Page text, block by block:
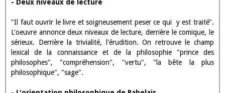
II - L'intention sérieuse de l'auteur - Le
texte est rigoureusement structuré -
Deux niveaux de lecture - L'orientation
philosophique de Rabelais